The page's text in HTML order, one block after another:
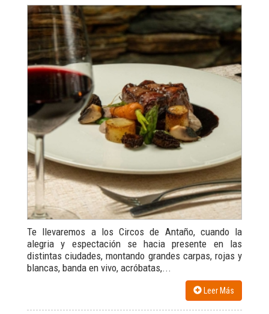
Te llevaremos a los Circos de Antaño, cuando la
alegria y espectación se hacia presente en las
distintas ciudades, montando grandes carpas, rojas y
blancas, banda en vivo, acróbatas,...
Leer Más